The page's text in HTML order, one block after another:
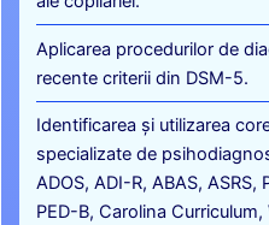
Aplicarea procedurilor de
recente criterii din DSM-5.​
Identificarea și utilizarea
specializate de
ADOS, ADI-R, ABAS, ASRS,
PED-B, Carolina Curriculum,